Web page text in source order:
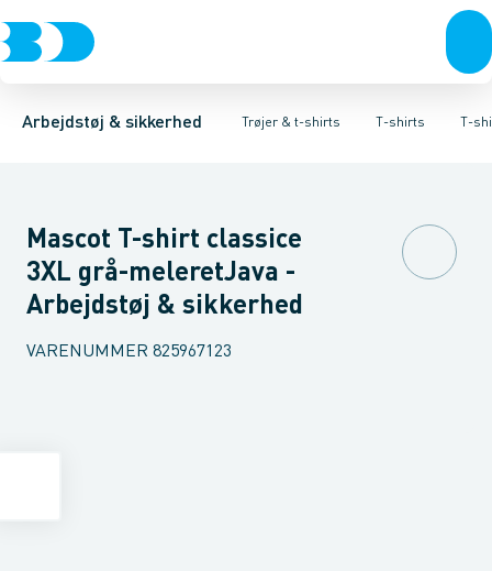
Arbejdstøj & sikkerhed Trøjer & t-shirts
Trøjer & t-shirtsBukser Overtøj & huerUndertøj & sokker Sko
T-shirts
T-shirtsSweatshirts & Striktrøjer Hættetrøjer Skjorter T-
T-shirts med korte ærmer T-shirts med lange ærmer
Mascot T-shirt classice
3XL grå-meleretJava -
Arbejdstøj & sikkerhed
VARENUMMER 825967123